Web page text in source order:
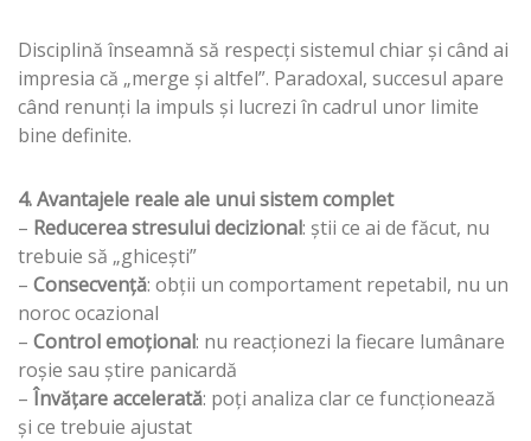
Disciplină înseamnă să respecți sistemul chiar și când ai
impresia că „merge și altfel”. Paradoxal, succesul apare
când renunți la impuls și lucrezi în cadrul unor limite
bine definite.
4. Avantajele reale ale unui sistem complet
– Reducerea stresului decizional: știi ce ai de făcut, nu
trebuie să „ghicești”
– Consecvență: obții un comportament repetabil, nu un
noroc ocazional
– Control emoțional: nu reacționezi la fiecare lumânare
roșie sau știre panicardă
– Învățare accelerată: poți analiza clar ce funcționează
și ce trebuie ajustat